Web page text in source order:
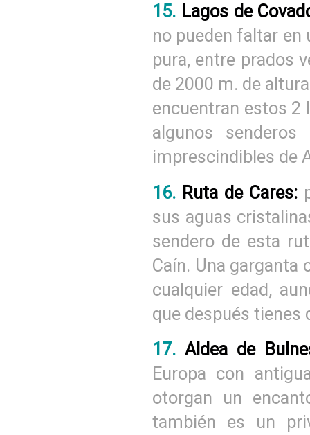
15. Lagos de
no pueden faltar en
pura, entre prados
de 2000 m. de
encuentran estos 2
algunos
imprescindibles de
16. Ruta de Cares:
sus aguas
sendero de esta
Caín. Una garganta
cualquier edad,
que después tienes
17. Aldea de
Europa con
otorgan un
también es un